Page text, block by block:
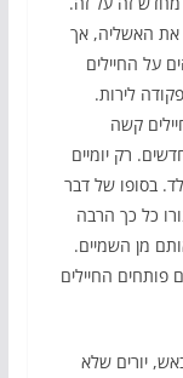
את האשליה, אך
על החיילים
לירות.
קשה
רק יומיים
בסופו של דבר
כל כך הרבה
מן השמיים.
פותחים החיילים
יורים שלא